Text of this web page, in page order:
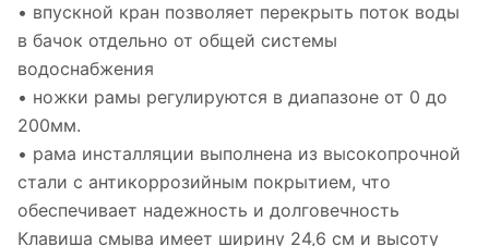
• впускной кран позволяет перекрыть поток воды
в бачок отдельно от общей системы
водоснабжения
• ножки рамы регулируются в диапазоне от 0 до
200мм.
• рама инсталляции выполнена из высокопрочной
стали с антикоррозийным покрытием, что
обеспечивает надежность и долговечность
Клавиша смыва имеет ширину 24,6 см и высоту